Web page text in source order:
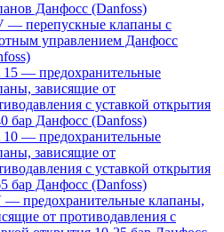
Данфосс (Danfoss)
— перепускные клапаны с
управлением Данфосс
15 — предохранительные
зависящие от
с уставкой открытия
бар Данфосс (Danfoss)
10 — предохранительные
зависящие от
с уставкой открытия
бар Данфосс (Danfoss)
— предохранительные клапаны,
от противодавления с